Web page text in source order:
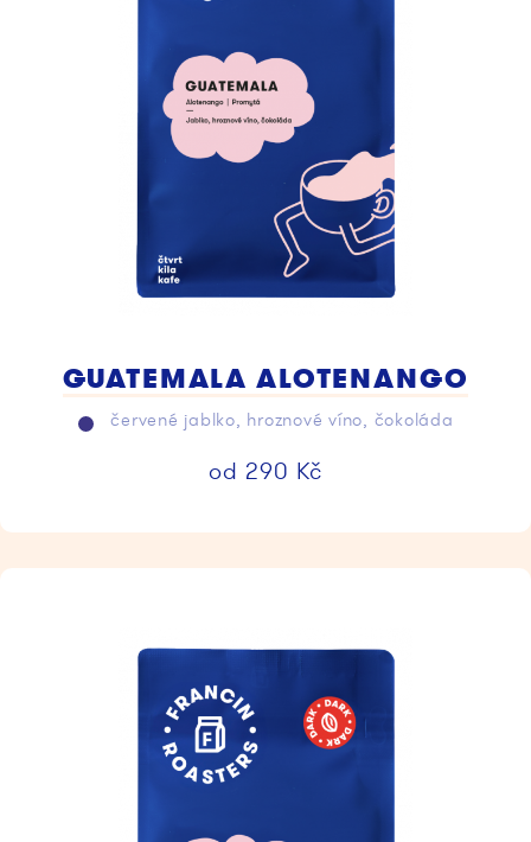
GUATEMALA ALOTENANGO
červené jablko, hroznové víno, čokoláda
od 290 Kč